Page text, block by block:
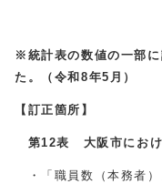
※統計表の数値の一部
た。（令和8年5月）
【訂正箇所】
第12表 大阪市におけ
・「職員数（本務者